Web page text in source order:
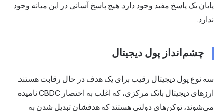
پایان یک پاسخ مفید وجود دارد. هیچ پاسخ آسانی در این میانه وجود
ندارد.
چشم‌انداز پول دیجیتال
سه نوع پول دیجیتال رقیب برای یک هدف در حال رقابت هستند.
ارزهای دیجیتال بانک مرکزی، که اغلب به اختصار CBDC نامیده
می‌شوند، توکن‌های دولتی هستند که هدفشان تبدیل شدن به